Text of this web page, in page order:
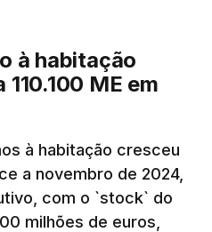
crédito à
à habitação
ME em
à habitação cresceu
a novembro de 2024,
com o `stock` do
milhões de euros,